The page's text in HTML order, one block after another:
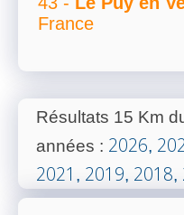
France
Résultats 15 Km
années : 2026,
2021 , 2019, 2018,